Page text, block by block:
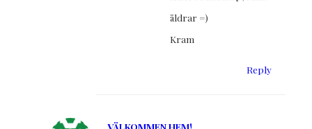
åldrar =)
Kram
Reply